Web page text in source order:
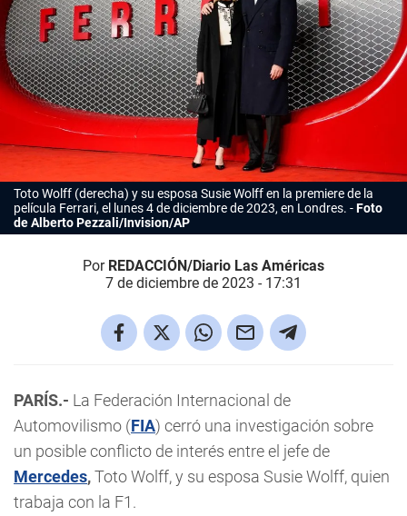
Toto Wolff (derecha) y su esposa Susie Wolff en la premiere de la
película Ferrari, el lunes 4 de diciembre de 2023, en Londres.
Foto
de Alberto Pezzali/Invision/AP
Por REDACCIÓN/Diario Las Américas
7 de diciembre de 2023 - 17:31
PARÍS.- La Federación Internacional de
Automovilismo (FIA) cerró una investigación sobre
un posible conflicto de interés entre el jefe de
Mercedes,Toto Wolff, y su esposa Susie Wolff, quien
trabaja con la F1.